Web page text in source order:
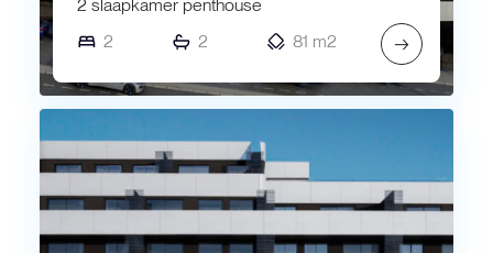
2 slaapkamer penthouse
2
2 81 m2 →